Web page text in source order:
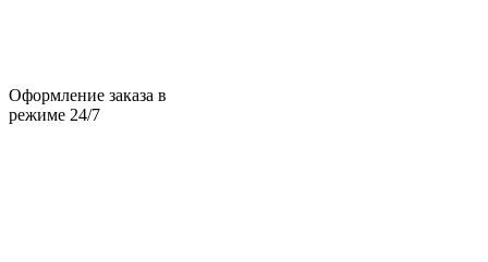
Оформление заказа в
режиме 24/7